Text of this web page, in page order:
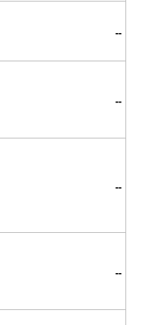
--
--
--
--